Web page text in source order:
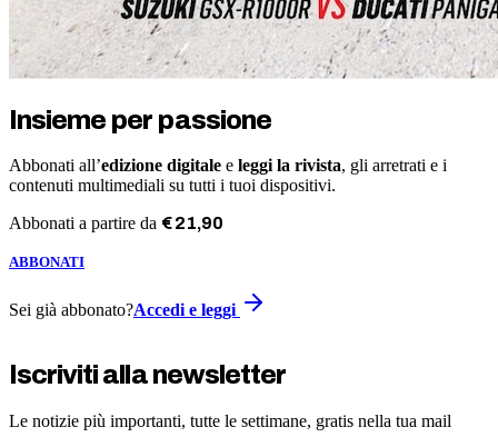
Insieme per passione
Abbonati all’edizione digitale e leggi la rivista, gli arretrati e i
contenuti multimediali su tutti i tuoi dispositivi.
Abbonati a partire da €21,90
ABBONATI
Sei già abbonato?Accedi e leggi
Iscriviti alla newsletter
Le notizie più importanti, tutte le settimane, gratis nella tua mail